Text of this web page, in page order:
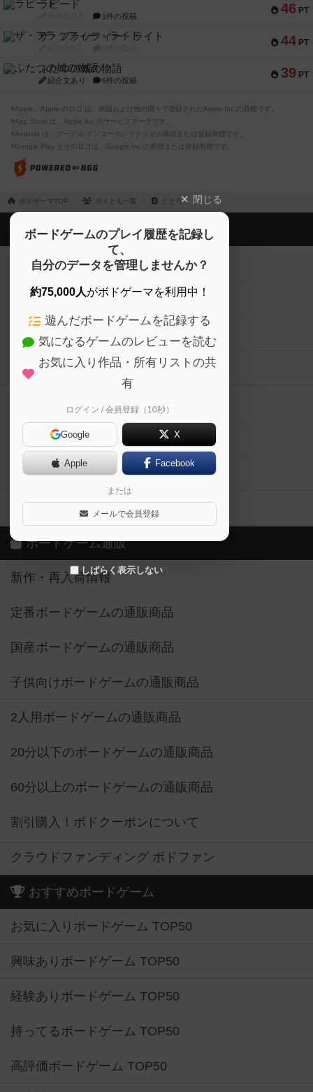
46 PT
ラピード
1件の投稿
44 PT
ザ・フラッフィー・ライト
39 PT
ふたつの城の物語
紹介文あり 6件の投稿
※Apple、Apple のロゴ は、米国および他の国々で登録されたApple Inc.の商標です。
※App Store は、Apple Inc.のサービスマークです。
※Android は、グーグル インコーポレイテッドの商標または登録商標です。
※Google Play とそのロゴは、Google Inc.の商標または登録商標です。
ボドゲーマTOP ボドとも一覧 ととろ 閉じる
ボードゲームのプレイ履歴を記録し
て、
自分のデータを管理しませんか？
約75,000人がボドゲーマを利用中！
遊んだボードゲームを記録する
気になるゲームのレビューを読む
お気に入り作品・所有リストの共
有
ログイン / 会員登録（10秒）
Google X
Apple Facebook
または
メールで会員登録
しばらく表示しない
ボドゲーマTOP
ボードゲームを検索する
ボードゲームの新着レビュー
ボードゲーム会情報
メカニクス特集
掲示板・トピックス
ボドとも・会員一覧
ボードゲーム業界コラム
ボドゲーマご利用案内
ボードゲーム通販
新作・再入荷情報
定番ボードゲームの通販商品
国産ボードゲームの通販商品
子供向けボードゲームの通販商品
2人用ボードゲームの通販商品
20分以下のボードゲームの通販商品
60分以上のボードゲームの通販商品
割引購入！ボドクーポンについて
クラウドファンディング ボドファン
おすすめボードゲーム
お気に入りボードゲーム TOP50
興味ありボードゲーム TOP50
経験ありボードゲーム TOP50
持ってるボードゲーム TOP50
高評価ボードゲーム TOP50